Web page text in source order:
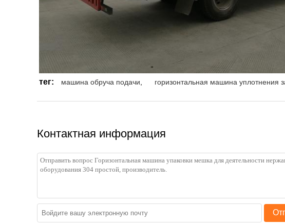
тег: машина обруча подачи горизонтальная машина уплотнения
Контактная информация